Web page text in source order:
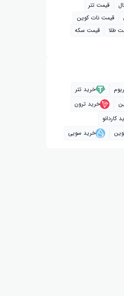
قیمت تتر
قیمت نات کوین
طلا
قیمت سکه
خرید تتر
خرید ترون
کاردانو
خرید سویی